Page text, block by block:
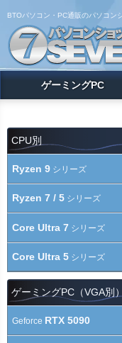
BTOパソコン・PC通販のパソコン
ゲーミングPC
CPU別
Ryzen 9 シリーズ
Ryzen 7 / 5 シリーズ
Core Ultra 7 シリーズ
Core Ultra 5 シリーズ
ゲーミングPC（VGA別）
Geforce RTX 5090